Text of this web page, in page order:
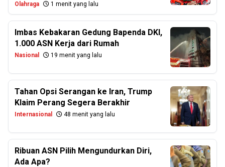
Olahraga 1 menit yang lalu
Imbas Kebakaran Gedung Bapenda DKI,
1.000 ASN Kerja dari Rumah
Nasional 19 menit yang lalu
Tahan Opsi Serangan ke Iran, Trump
Klaim Perang Segera Berakhir
Internasional 48 menit yang lalu
Ribuan ASN Pilih Mengundurkan Diri,
Ada Apa?